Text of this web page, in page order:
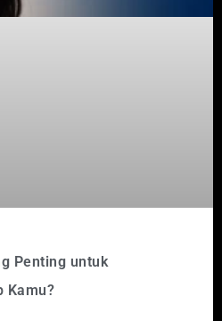
Penting untuk
Kamu?